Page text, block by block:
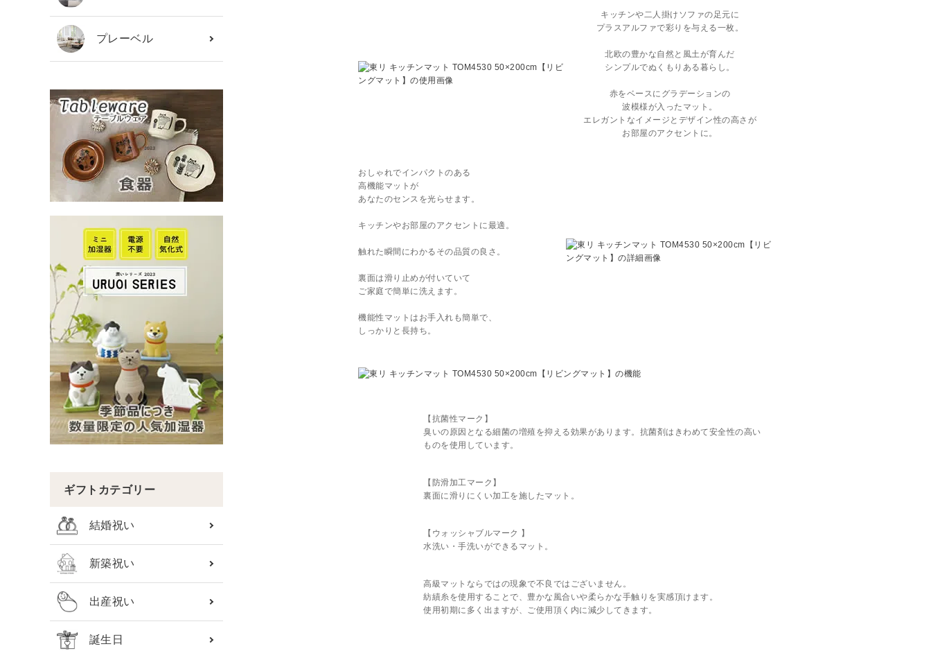
プレーベル
ギフトカテゴリー
結婚祝い
新築祝い
出産祝い
誕生日
キッチンや二人掛けソファの足元に
プラスアルファで彩りを与える一枚。
北欧の豊かな自然と風土が育んだ
シンプルでぬくもりある暮らし。
赤をベースにグラデーションの
波模様が入ったマット。
エレガントなイメージとデザイン性の高さが
お部屋のアクセントに。
おしゃれでインパクトのある
高機能マットが
あなたのセンスを光らせます。
キッチンやお部屋のアクセントに最適。
触れた瞬間にわかるその品質の良さ。
裏面は滑り止めが付いていて
ご家庭で簡単に洗えます。
機能性マットはお手入れも簡単で、
しっかりと長持ち。
【抗菌性マーク】
臭いの原因となる細菌の増殖を抑える効果があります。抗菌剤はきわめて安全性の高い
ものを使用しています。
【防滑加工マーク】
裏面に滑りにくい加工を施したマット。
【ウォッシャブルマーク 】
水洗い・手洗いができるマット。
高級マットならではの現象で不良ではございません。
紡績糸を使用することで、豊かな風合いや柔らかな手触りを実感頂けます。
使用初期に多く出ますが、ご使用頂く内に減少してきます。